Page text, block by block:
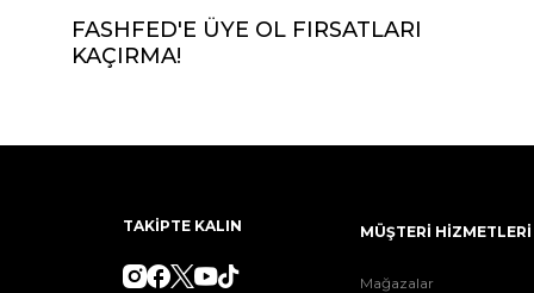
FASHFED'E ÜYE OL FIRSATLARI
KAÇIRMA!
TAKİPTE KALIN MÜŞTERİ HİZMETLERİ
Mağazalar